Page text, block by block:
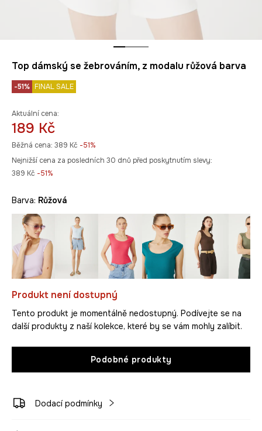
Top dámský se žebrováním, z modalu růžová barva
-51% FINAL SALE
Aktuální cena:
189 Kč
Běžná cena: 389 Kč -51%
Nejnižší cena za posledních 30 dnů před poskytnutím slevy:
389 Kč -51%
Barva: růžová
Produkt není dostupný
Tento produkt je momentálně nedostupný. Podívejte se na
další produkty z naší kolekce, které by se vám mohly zalíbit.
Podobné produkty
Dodací podmínky